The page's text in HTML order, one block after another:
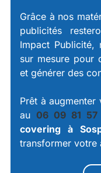
Grâce à nos
publicités
Impact Publicité,
sur mesure pour
et générer des
Prêt à
au06 09 81 57
covering à
transformer votre